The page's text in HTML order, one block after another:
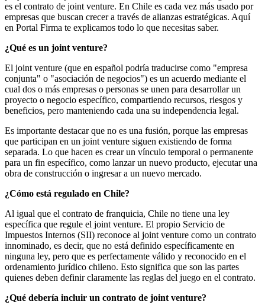
es el contrato de joint venture. En Chile es cada vez más usado por
empresas que buscan crecer a través de alianzas estratégicas. Aquí
en Portal Firma te explicamos todo lo que necesitas saber.
¿Qué es un joint venture?
El joint venture (que en español podría traducirse como "empresa
conjunta" o "asociación de negocios") es un acuerdo mediante el
cual dos o más empresas o personas se unen para desarrollar un
proyecto o negocio específico, compartiendo recursos, riesgos y
beneficios, pero manteniendo cada una su independencia legal.
Es importante destacar que no es una fusión, porque las empresas
que participan en un joint venture siguen existiendo de forma
separada. Lo que hacen es crear un vínculo temporal o permanente
para un fin específico, como lanzar un nuevo producto, ejecutar una
obra de construcción o ingresar a un nuevo mercado.
¿Cómo está regulado en Chile?
Al igual que el contrato de franquicia, Chile no tiene una ley
específica que regule el joint venture. El propio Servicio de
Impuestos Internos (SII) reconoce al joint venture como un contrato
innominado, es decir, que no está definido específicamente en
ninguna ley, pero que es perfectamente válido y reconocido en el
ordenamiento jurídico chileno. Esto significa que son las partes
quienes deben definir claramente las reglas del juego en el contrato.
¿Qué debería incluir un contrato de joint venture?